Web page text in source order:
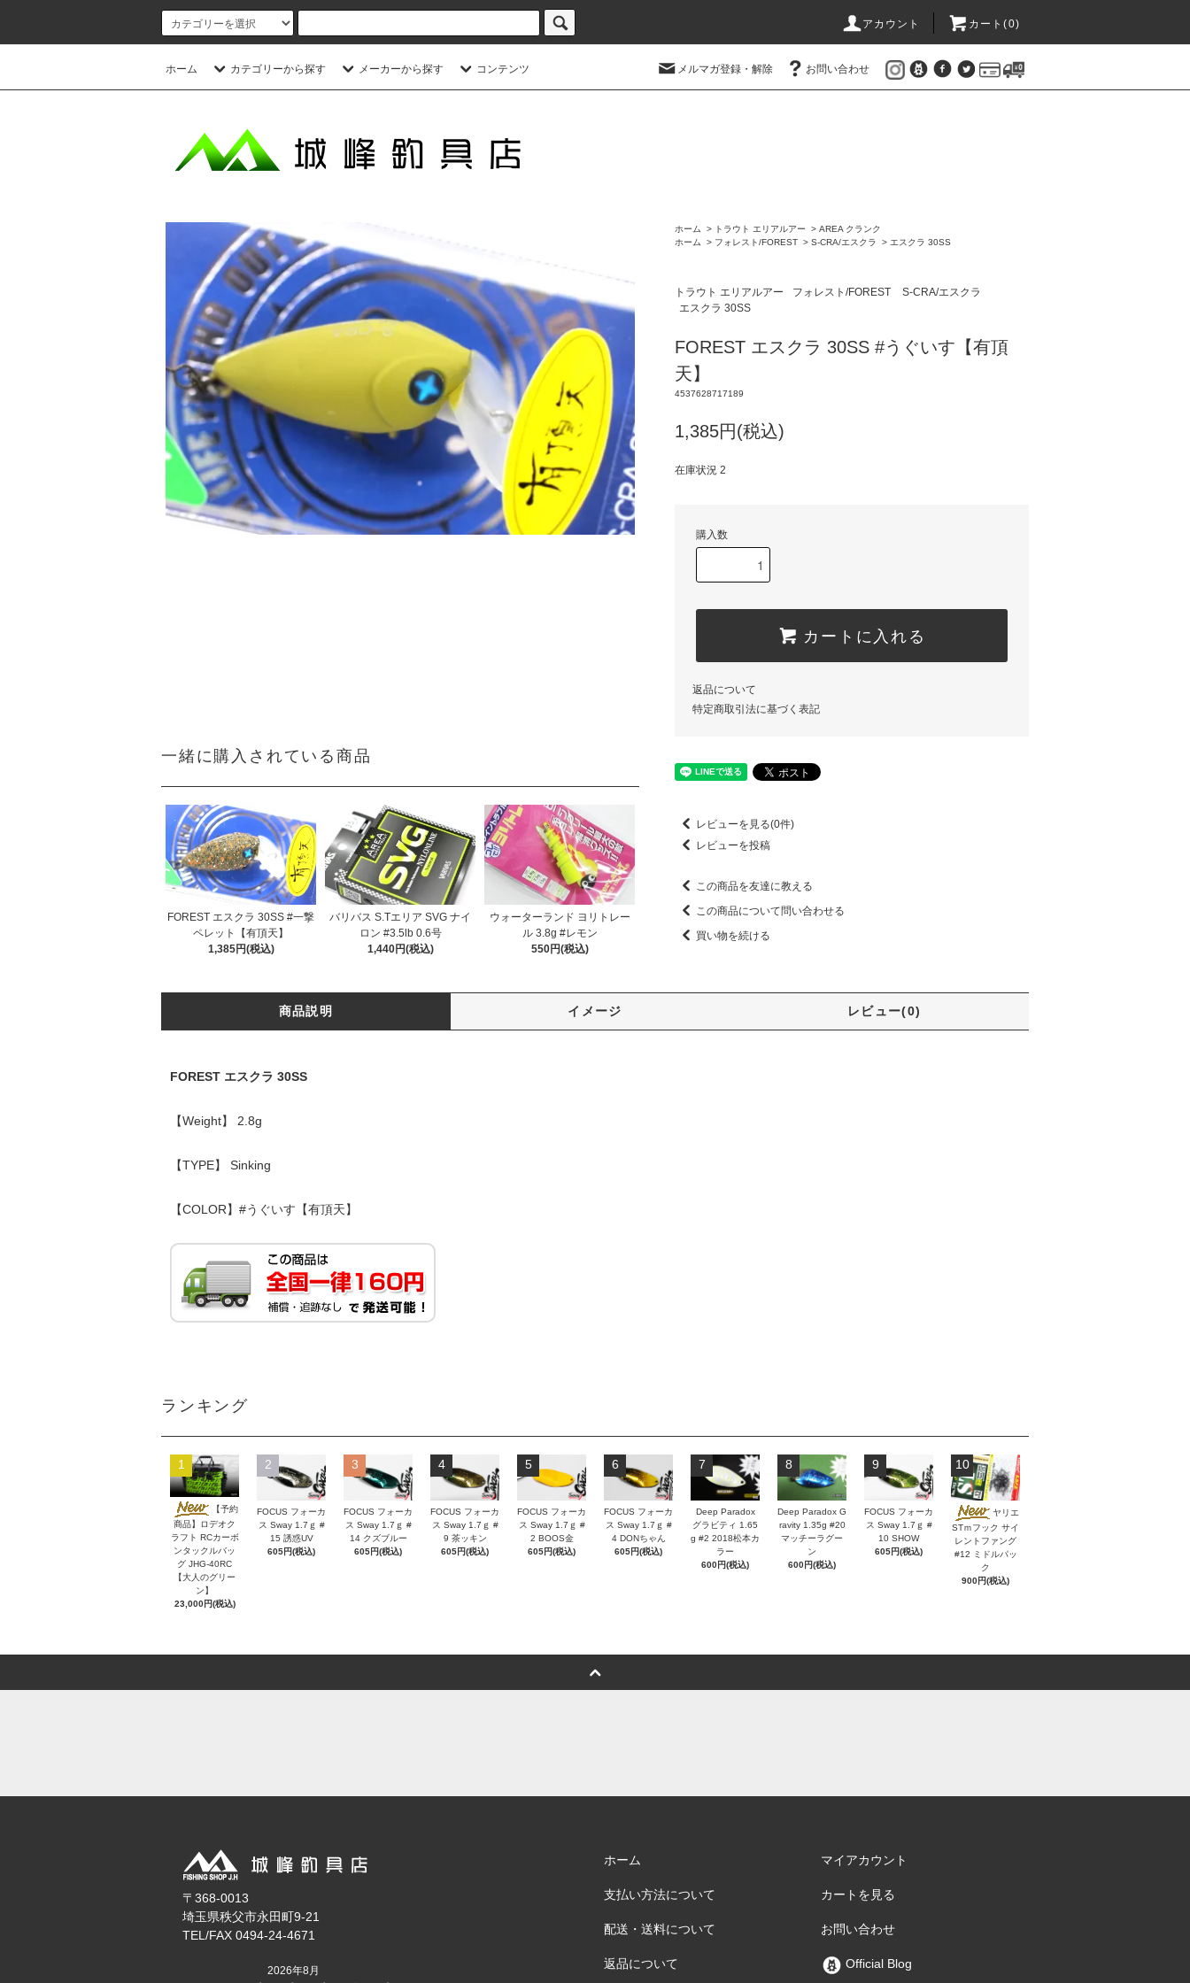
アカウント カート(0)
ホーム カテゴリーから探す メーカーから探す コンテンツ メルマガ登録・解除 お問い合わせ
一緒に購入されている商品
FOREST エスクラ 30SS #一撃
ペレット【有頂天】
1,385円(税込)
バリバス S.Tエリア SVG ナイ
ロン #3.5lb 0.6号
1,440円(税込)
ウォーターランド ヨリトレー
ル 3.8g #レモン
550円(税込)
ホーム > トラウト エリアルアー > AREA クランク
ホーム
> フォレスト/FOREST > S-CRA/エスクラ > エスクラ 30SS
トラウト エリアルアー フォレスト/FOREST
S-CRA/エスクラ
エスクラ 30SS
FOREST エスクラ 30SS #うぐいす【有頂
天】
4537628717189
1,385円(税込)
在庫状況 2
購入数
カートに入れる
返品について
特定商取引法に基づく表記
レビューを見る(0件)
レビューを投稿
この商品を友達に教える
この商品について問い合わせる
買い物を続ける
商品説明 イメージ レビュー(0)
FOREST エスクラ 30SS
【Weight】 2.8g
【TYPE】 Sinking
【COLOR】#うぐいす【有頂天】
ランキング
1
【予約
商品】ロデオク
ラフト RCカーボ
ンタックルバッ
グ JHG-40RC
【大人のグリー
ン】
23,000円(税込)
2
FOCUS フォーカ
ス Sway 1.7ｇ #
15 誘惑UV
605円(税込)
3
FOCUS フォーカ
ス Sway 1.7ｇ #
14 クズブルー
605円(税込)
4
FOCUS フォーカ
ス Sway 1.7ｇ #
9 茶ッキン
605円(税込)
5
FOCUS フォーカ
ス Sway 1.7ｇ #
2 BOOS金
605円(税込)
6
FOCUS フォーカ
ス Sway 1.7ｇ #
4 DONちゃん
605円(税込)
7
Deep Paradox
グラビティ 1.65
g #2 2018松本カ
ラー
600円(税込)
8
Deep Paradox G
ravity 1.35g #20
マッチーラグー
ン
600円(税込)
9
FOCUS フォーカ
ス Sway 1.7ｇ #
10 SHOW
605円(税込)
10
ヤリエ
STｍフック サイ
レントファング
#12 ミドルパッ
ク
900円(税込)
〒368-0013
埼玉県秩父市永田町9-21
TEL/FAX 0494-24-4671
2026年8月
ホーム
支払い方法について
配送・送料について
返品について
マイアカウント
カートを見る
お問い合わせ
Official Blog